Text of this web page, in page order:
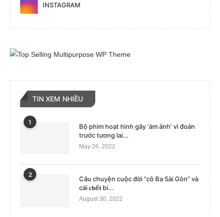
INSTAGRAM
TIN XEM NHIỀU
1
Bộ phim hoạt hình gây ‘ám ảnh’ vì đoán
trước tương lai...
May 26, 2022
2
Câu chuyện cuộc đời “cô Ba Sài Gòn” và
cái 𝐜𝐡ế𝐭 bi...
August 30, 2022